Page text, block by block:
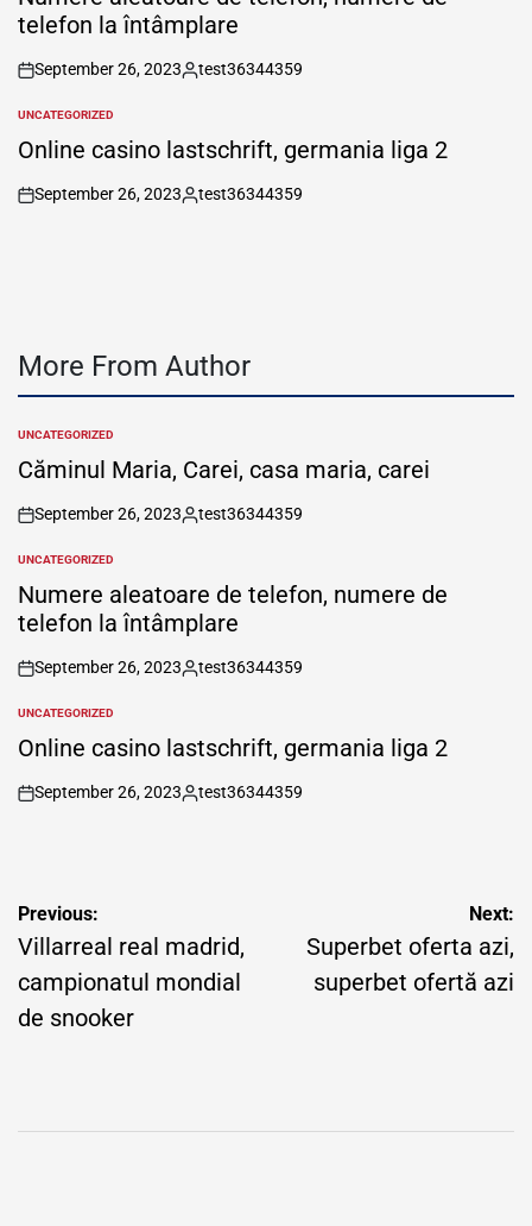
telefon la întâmplare
on
September 26, 2023
Posted
test36344359
POSTED
IN
UNCATEGORIZED
Online casino lastschrift, germania liga 2
on
September 26, 2023
Posted
test36344359
More From Author
POSTED
IN
UNCATEGORIZED
Căminul Maria, Carei, casa maria, carei
on
September 26, 2023
Posted
test36344359
POSTED
IN
UNCATEGORIZED
Numere aleatoare de telefon, numere de
telefon la întâmplare
on
September 26, 2023
Posted
test36344359
POSTED
IN
UNCATEGORIZED
Online casino lastschrift, germania liga 2
on
September 26, 2023
Posted
test36344359
Post
navigation
Previous:
Villarreal real madrid,
campionatul mondial
de snooker
Next:
Superbet oferta azi,
superbet ofertă azi